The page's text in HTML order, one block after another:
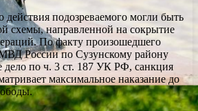
действия подозреваемого могли быть
схемы, направленной на сокрытие
По факту произошедшего
России по Сузунскому району
дело по ч. 3 ст. 187 УК РФ, санкция
максимальное наказание до